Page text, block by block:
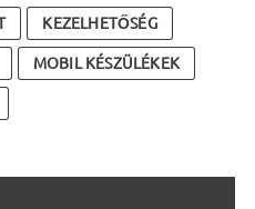
KEZELHETŐSÉG
MOBIL KÉSZÜLÉKEK